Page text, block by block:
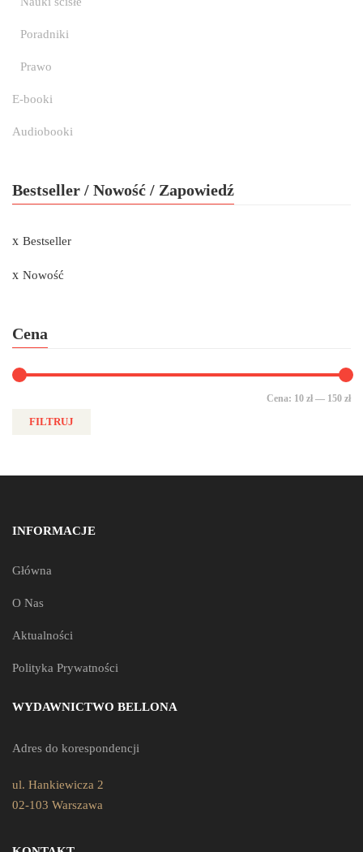
Poradniki
Prawo
E-booki
Audiobooki
Bestseller / Nowość / Zapowiedź
Bestseller
Nowość
Cena
FILTRUJ
Cena: 10 zł — 150 zł
INFORMACJE
Główna
O Nas
Aktualności
Polityka Prywatności
WYDAWNICTWO BELLONA
Adres do korespondencji
ul. Hankiewicza 2
02-103 Warszawa